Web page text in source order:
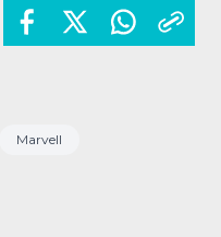
Marvell